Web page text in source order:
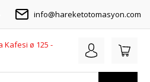
info@hareketotomasyon.com